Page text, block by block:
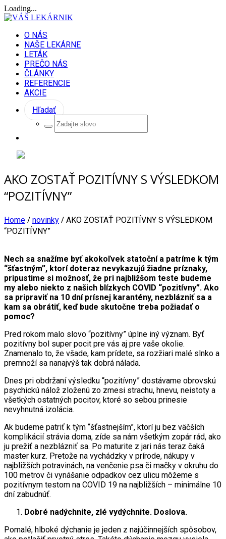
Loading...
O NÁS
NAŠE LEKÁRNE
LETÁK
PREČO NÁS
ČLÁNKY
REFERENCIE
AKCIE
Hľadať
AKO ZOSTAŤ POZITÍVNY S VÝSLEDKOM
“POZITÍVNY”
Home / novinky / AKO ZOSTAŤ POZITÍVNY S VÝSLEDKOM
“POZITÍVNY”
Nech sa snažíme byť akokoľvek statoční a patríme k tým
“šťastným”, ktorí doteraz nevykazujú žiadne príznaky,
pripustime si možnosť, že pri najbližšom teste budeme
my alebo niekto z našich blízkych COVID “pozitívny”. Ako
sa pripraviť na 10 dní prísnej karantény, nezblázniť sa a
kam sa obrátiť, keď bude skutočne treba požiadať o
pomoc?
Pred rokom malo slovo “pozitívny” úplne iný význam. Byť
pozitívny bol super pocit pre vás aj pre vaše okolie.
Znamenalo to, že všade, kam prídete, sa rozžiari malé slnko a
premnoží sa nanajvýš tak dobrá nálada.
Dnes pri obdržaní výsledku “pozitívny” dostávame obrovskú
psychickú nálož zloženú zo zmesi strachu, hnevu, neistoty a
všetkých ostatných pocitov, ktoré so sebou prinesie
nevyhnutná izolácia.
Ak budeme patriť k tým “šťastnejším”, ktorí ju bez väčších
komplikácií strávia doma, zíde sa nám všetkým zopár rád, ako
ju prežiť a nezblázniť sa. Po maturite z jari nás teraz čaká
master kurz. Pretože na vychádzky v prírode, nákupy v
najbližších potravinách, na venčenie psa či mačky v okruhu do
100 metrov či vynášanie odpadkov cez ulicu môžeme s
pozitívnym testom na COVID 19 na najbližších – minimálne 10
dní zabudnúť.
Dobré nadýchnite, zlé vydýchnite. Doslova.
Pomalé, hlboké dýchanie je jeden z najúčinnejších spôsobov,